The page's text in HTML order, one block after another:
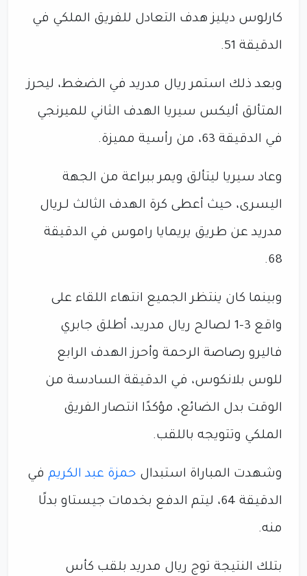
كارلوس ديليز هدف التعادل للفريق الملكي في
الدقيقة 51.
وبعد ذلك استمر ريال مدريد في الضغط، ليحرز
المتألق أليكس سيريا الهدف الثاني للميرنجي
في الدقيقة 63، من رأسية مميزة.
وعاد سيريا ليتألق ويمر ببراعة من الجهة
اليسرى، حيث أعطى كرة الهدف الثالث لـريال
مدريد عن طريق يريمايا راموس في الدقيقة
68.
وبينما كان ينتظر الجميع انتهاء اللقاء على
واقع 3-1 لصالح ريال مدريد، أطلق جابري
فاليرو رصاصة الرحمة وأحرز الهدف الرابع
للوس بلانكوس، في الدقيقة السادسة من
الوقت بدل الضائع، مؤكدًا انتصار الفريق
الملكي وتتويجه باللقب.
وشهدت المباراة استبدال حمزة عبد الكريم في
الدقيقة 64، ليتم الدفع بخدمات جيستاو بدلًا
منه.
بتلك النتيجة توج ريال مدريد بلقب كأس